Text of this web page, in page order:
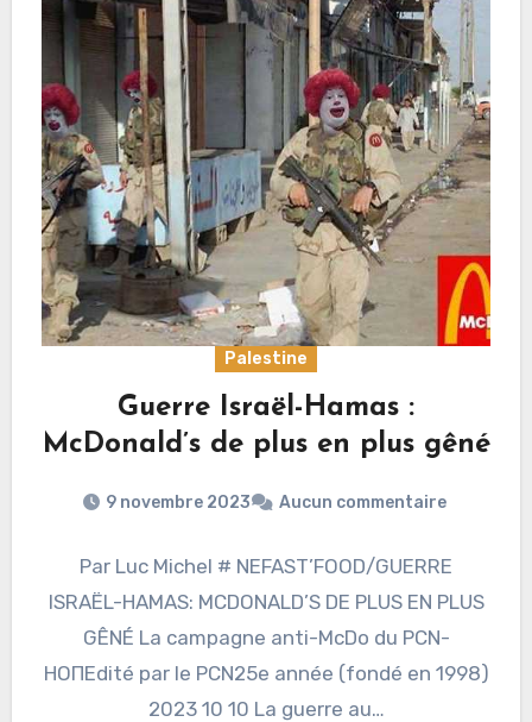
Palestine
Guerre Israël-Hamas :
McDonald’s de plus en plus gêné
9 novembre 2023 Aucun commentaire
Par Luc Michel # NEFAST’FOOD/GUERRE
ISRAËL-HAMAS: MCDONALD’S DE PLUS EN PLUS
GÊNÉ La campagne anti-McDo du PCN-
НОПEdité par le PCN25e année (fondé en 1998)
2023 10 10 La guerre au…